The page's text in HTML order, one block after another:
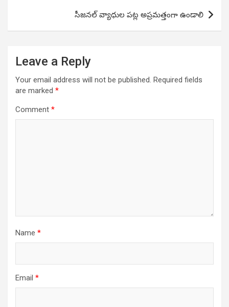
సీజనల్ వ్యాధుల పట్ల అప్రమత్తంగా ఉండాలి
Leave a Reply
Your email address will not be published. Required fields
are marked *
Comment *
Name *
Email *